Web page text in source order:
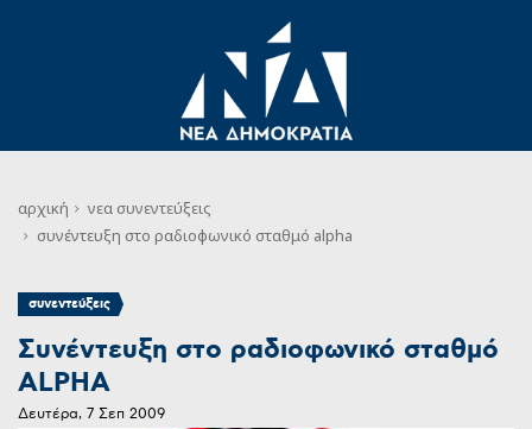
αρχική νεα συνεντεύξεις
συνέντευξη στο ραδιοφωνικό σταθμό alpha
συνεντεύξεις
Συνέντευξη στο ραδιοφωνικό σταθμό
ALPHA
Δευτέρα, 7 Σεπ 2009